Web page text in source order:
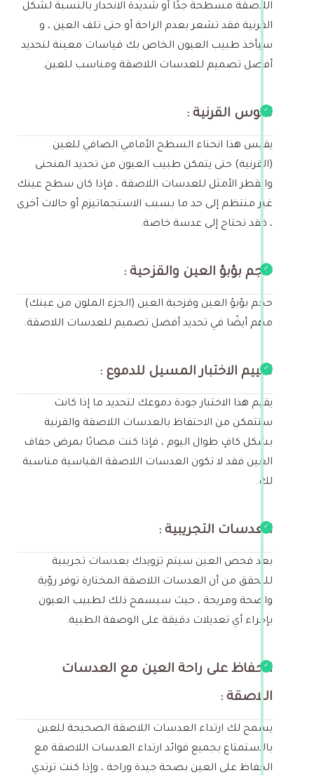
اللاصقة مسطحة جدًا أو شديدة الانحدار بالنسبة لشكل
القرنية فقد تشعر بعدم الراحة أو حتى تلف العين ، و
سيأخذ طبيب العيون الخاص بك قياسات معينة لتحديد
أفضل تصميم للعدسات اللاصقة ومناسب للعين.
تقوس القرنية :
يقيس هذا انحناء السطح الأمامي الصافي للعين
(القرنية) حتى يتمكن طبيب العيون من تحديد المنحنى
والقطر الأمثل للعدسات اللاصقة ، فإذا كان سطح عينك
غير منتظم إلى حد ما بسبب الاستجماتيزم أو حالات أخرى
، فقد تحتاج إلى عدسة خاصة.
حجم بؤبؤ العين والقزحية :
حجم بؤبؤ العين وقزحية العين (الجزء الملون من عينك)
مهم أيضًا في تحديد أفضل تصميم للعدسات اللاصقة.
تقييم الاختبار المسيل للدموع :
يقيِّم هذا الاختبار جودة دموعك لتحديد ما إذا كانت
ستتمكن من الاحتفاظ بالعدسات اللاصقة والقرنية
بشكل كافٍ طوال اليوم ، فإذا كنت مصابًا بمرض جفاف
العين فقد لا تكون العدسات اللاصقة القياسية مناسبة
لك.
العدسات التجريبية :
بعد فحص العين سيتم تزويدك بعدسات تجريبية
للتحقق من أن العدسات اللاصقة المختارة توفر رؤية
واضحة ومريحة ، حيث سيسمح ذلك لطبيب العيون
بإجراء أي تعديلات دقيقة على الوصفة الطبية.
الحفاظ على راحة العين مع العدسات
اللاصقة :
يسمح لك ارتداء العدسات اللاصقة الصحيحة للعين
بالاستمتاع بجميع فوائد ارتداء العدسات اللاصقة مع
الحفاظ على العين بصحة جيدة وراحة ، وإذا كنت ترتدي